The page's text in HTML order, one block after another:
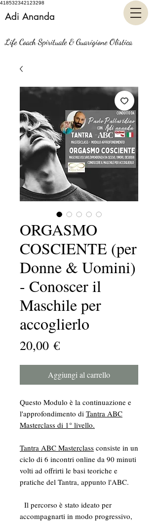
418532342123298
Life Coach Spirituale & Guarigione Olistica
Adi Ananda
ORGASMO
COSCIENTE (per
Donne & Uomini)
- Conoscer il
Maschile per
accoglierlo
20,00 €Prezzo
Aggiungi al carrello
Questo Modulo è la continuazione e
l'approfondimento di Tantra ABC
Masterclass di 1° livello.
Tantra ABC Masterclass consiste in un
ciclo di 6 incontri online da 90 minuti
volti ad offrirti le basi teoriche e
pratiche del Tantra, appunto l'ABC.
Il percorso è stato ideato per
accompagnarti in modo progressivo,